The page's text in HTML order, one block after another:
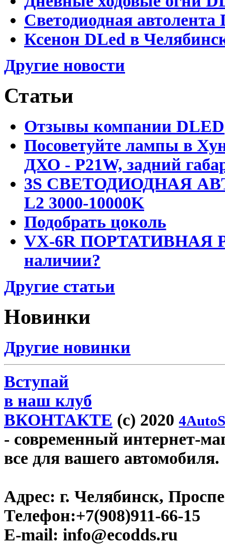
Светодиодная
Ксенон DLed в
Другие новости
Статьи
Отзывы компании DLED
Посоветуйте лампы в
ДХО - P21W, задний
3S СВЕТОДИОДНАЯ
L2 3000-10000K
Подобрать цоколь
VX-6R ПОРТАТИВНАЯ
наличии?
Другие статьи
Новинки
Другие новинки
Вступай
в наш клуб
ВКОНТАКТЕ (c) 2020
- современный интернет-
все для вашего автомобиля.
Адрес: г. Челябинск,
Телефон:+7(908)911-66-15
E-mail: info@ecodds.ru